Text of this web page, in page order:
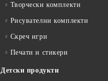
Творчески комплекти
Рисувателни комплекти
Скреч игри
Печати и стикери
Детски продукти